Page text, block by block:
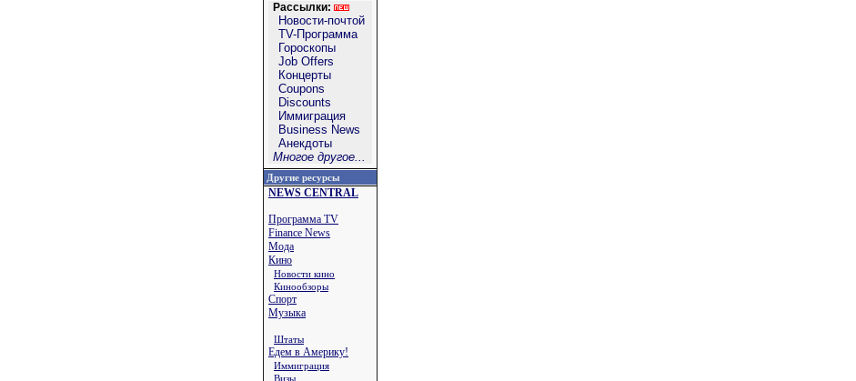
Рассылки:
Новости-почтой
TV-Программа
Гороскопы
Job Offers
Концерты
Coupons
Discounts
Иммиграция
Business News
Анекдоты
Многое другое...
Другие ресурсы
NEWS CENTRAL
Программа TV
Finance News
Мода
Кино
Новости кино
Кинообзоры
Спорт
Музыка
Штаты
Едем в Америку!
Иммиграция
Визы